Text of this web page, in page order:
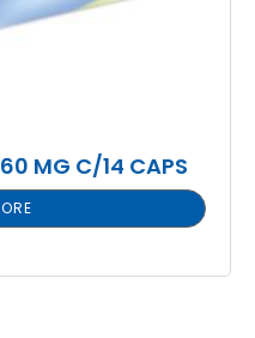
MG C/14 CAPS